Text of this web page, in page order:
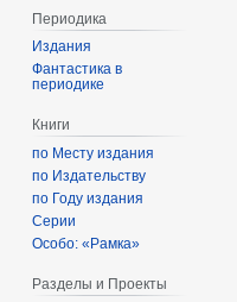
Периодика
Издания
Фантастика в
периодике
Книги
по Месту издания
по Издательству
по Году издания
Серии
Особо: «Рамка»
Разделы и Проекты